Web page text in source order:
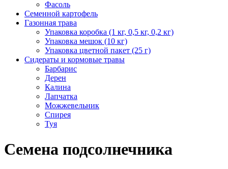
Фасоль
Семенной картофель
Газонная трава
Упаковка коробка (1 кг, 0,5 кг, 0,2 кг)
Упаковка мешок (10 кг)
Упаковка цветной пакет (25 г)
Сидераты и кормовые травы
Барбарис
Дерен
Калина
Лапчатка
Можжевельник
Спирея
Туя
Семена подсолнечника